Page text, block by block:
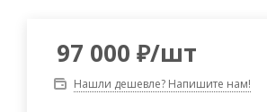
97 000 ₽/шт
Нашли дешевле? Напишите нам!